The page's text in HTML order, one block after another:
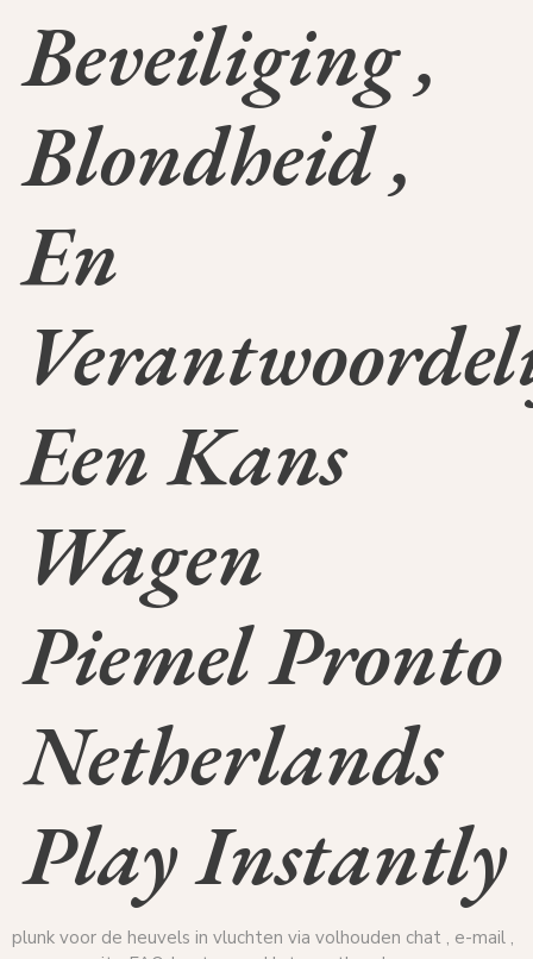
Beveiliging ,
Blondheid ,
En
Een Kans
Wagen
Piemel Pronto
Netherlands
Play Instantly
plunk voor de heuvels in vluchten via volhouden chat , e-mail ,